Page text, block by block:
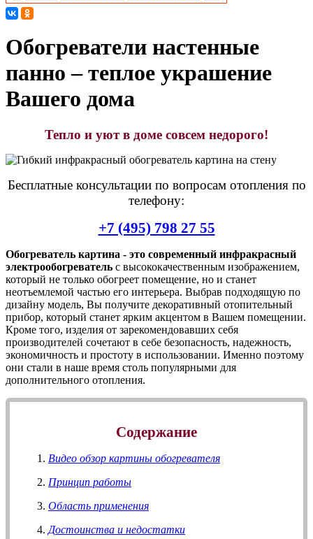
Обогреватели настенные
панно – теплое украшение
Вашего дома
Тепло и уют в доме совсем недорого!
Бесплатные консультации по вопросам отопления по
телефону:
+7 (495) 798 27 55
Обогреватель картина - это современный инфракрасный
электрообогреватель с высококачественным изображением,
который не только обогреет помещение, но и станет
неотъемлемой частью его интерьера. Выбрав подходящую по
дизайну модель, Вы получите декоративный отопительный
прибор, который станет ярким акцентом в Вашем помещении.
Кроме того, изделия от зарекомендовавших себя
производителей сочетают в себе безопасность, надежность,
экономичность и простоту в использовании. Именно поэтому
они стали в наше время столь популярными для
дополнительного отопления.
Содержание
Видео обзор картины обогревателя
Принцип работы
Область применения
Достоинства и недостатки